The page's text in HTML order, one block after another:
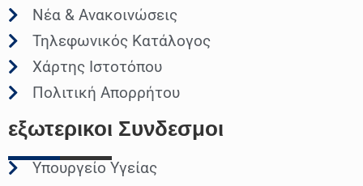
Νέα & Ανακοινώσεις
Τηλεφωνικός Κατάλογος
Χάρτης Ιστοτόπου
Πολιτική Απορρήτου
εξωτερικοι Συνδεσμοι
Υπουργείο Υγείας